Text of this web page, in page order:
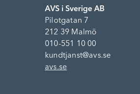
AVS i Sverige AB
Pilotgatan 7
212 39 Malmö
010-551 10 00
kundtjanst@avs.se
avs.se